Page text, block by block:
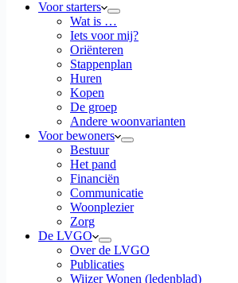
Voor starters
Wat is …
Iets voor mij?
Oriënteren
Stappenplan
Huren
Kopen
De groep
Andere woonvarianten
Voor bewoners
Bestuur
Het pand
Financiën
Communicatie
Woonplezier
Zorg
De LVGO
Over de LVGO
Publicaties
Wijzer Wonen (ledenblad)